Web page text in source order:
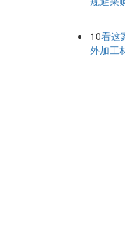
10看这
外加工